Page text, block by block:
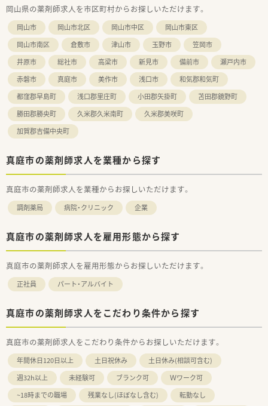
ウを蓄積しています。
■医薬品の適正流通（GDP）やGMPガイドラインを厳格に遵守
し、高い品質を維持しています。
岡山県の薬剤師求人を市区町村からお探しいただけます。
岡山市 岡山市北区 岡山市中区
岡山市東区
岡山市南区
倉敷市 津山市 玉野市
笠岡市
井原市
総社市 高梁市 新見市 備前市
瀬戸内市
赤磐市
真庭市 美作市 浅口市
和気郡和気町
都窪郡早島町
浅口郡里庄町 小田郡矢掛町
苫田郡鏡野町
勝田郡勝央町
久米郡久米南町
久米郡美咲町
加賀郡吉備中央町
真庭市の薬剤師求人を業種から探す
真庭市の薬剤師求人を業種からお探しいただけます。
調剤薬局 病院・クリニック 企業
真庭市の薬剤師求人を雇用形態から探す
真庭市の薬剤師求人を雇用形態からお探しいただけます。
正社員 パート・アルバイト
真庭市の薬剤師求人をこだわり条件から探す
真庭市の薬剤師求人をこだわり条件からお探しいただけます。
年間休日120日以上 土日祝休み
土日休み(相談可含む)
週32h以上
未経験可 ブランク可
Ｗワーク可
~18時までの職場
残業なし(ほぼなし含む)
転勤なし